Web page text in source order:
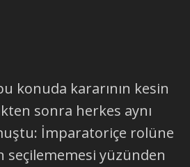
konuda kararının kesin
sonra herkes aynı
İmparatoriçe rolüne
yüzünden